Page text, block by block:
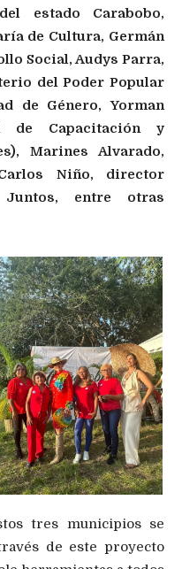
estado Carabobo,
de Cultura, Germán
Social, Audys Parra,
del Poder Popular
de Género, Yorman
de Capacitación y
Marines Alvarado,
Niño, director
entre otras
tres municipios se
de este proyecto